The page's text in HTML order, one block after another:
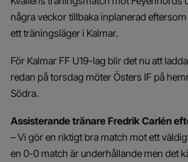
några veckor tillbaka inplanerad
ett träningsläger i Kalmar.
För Kalmar FF U19-lag blir det nu att
redan på torsdag möter Östers IF på
Södra.
Assisterande tränare Fredrik Carlén
– Vi gör en riktigt bra match mot ett
en 0-0 match är underhållande men det